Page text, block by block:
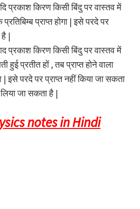
प्रकाश किरण किसी बिंदु पर वास्तव में
प्रतिबिम्ब प्राप्त होगा | इसे परदे पर
|
प्रकाश किरण किसी बिंदु पर वास्तव में
हुई प्रतीत हों , तब प्राप्त होने वाला
| इसे परदे पर प्राप्त नहीं किया जा सकता
जा सकता है |
notes in Hindi